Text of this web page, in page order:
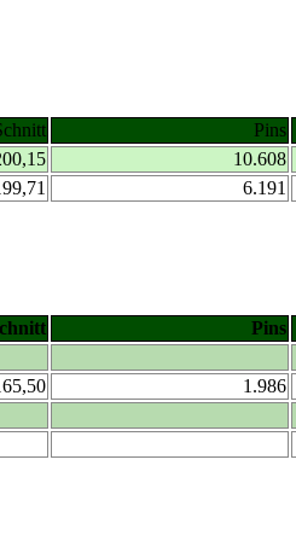
Pins
10.608
6.191
Pins
1.986